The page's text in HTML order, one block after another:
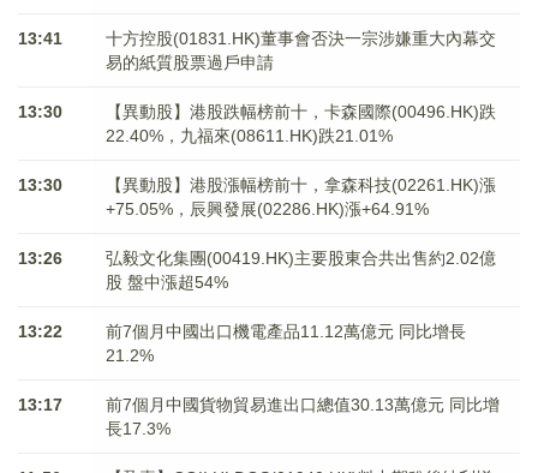
13:41
十方控股(01831.HK)董事會否決一宗涉嫌重大內幕交
易的紙質股票過戶申請
13:30
【異動股】港股跌幅榜前十，卡森國際(00496.HK)跌
22.40%，九福來(08611.HK)跌21.01%
13:30
【異動股】港股漲幅榜前十，拿森科技(02261.HK)漲
+75.05%，辰興發展(02286.HK)漲+64.91%
13:26
弘毅文化集團(00419.HK)主要股東合共出售約2.02億
股 盤中漲超54%
13:22
前7個月中國出口機電產品11.12萬億元 同比增長
21.2%
13:17
前7個月中國貨物貿易進出口總值30.13萬億元 同比增
長17.3%